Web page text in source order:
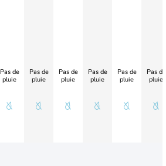
Pas de
pluie
Pas de
pluie
Pas de
pluie
Pas de
pluie
Pas de
pluie
Pas de
pluie